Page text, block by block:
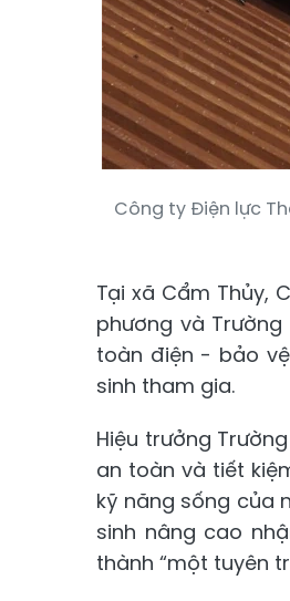
Công ty Điện lực
Tại xã Cẩm Thủy,
phương và
toàn điện - bảo
sinh tham gia.
Hiệu trưởng
an toàn và tiết
kỹ năng sống của
sinh nâng cao
thành “một tuyên